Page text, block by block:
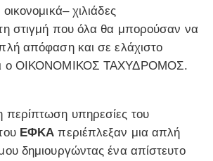
χιλιάδες
στιγμή που όλα θα μπορούσαν να
απόφαση και σε ελάχιστο
ο ΟΙΚΟΝΟΜΙΚΟΣ ΤΑΧΥΔΡΟΜΟΣ.
περίπτωση υπηρεσίες του
ΕΦΚΑ περιέπλεξαν μια απλή
δημιουργώντας ένα απίστευτο